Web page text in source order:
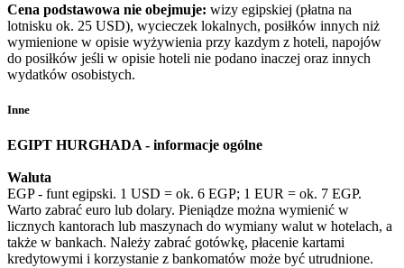
Cena podstawowa nie obejmuje: wizy egipskiej (płatna na
lotnisku ok. 25 USD), wycieczek lokalnych, posiłków innych niż
wymienione w opisie wyżywienia przy kazdym z hoteli, napojów
do posiłków jeśli w opisie hoteli nie podano inaczej oraz innych
wydatków osobistych.
Inne
EGIPT HURGHADA - informacje ogólne
Waluta
EGP - funt egipski. 1 USD = ok. 6 EGP; 1 EUR = ok. 7 EGP.
Warto zabrać euro lub dolary. Pieniądze można wymienić w
licznych kantorach lub maszynach do wymiany walut w hotelach, a
także w bankach. Należy zabrać gotówkę, płacenie kartami
kredytowymi i korzystanie z bankomatów może być utrudnione.